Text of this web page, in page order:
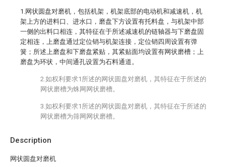
Description
网状圆盘对磨机
1.网状圆盘对磨机，包括机架，机架底部的电动机和减速机，机
架上方的进料口、进水口，磨盘下方设置有托料盘，与机架中部
一侧的出料口相连，其特征在于所述减速机的链轴器与下磨盘固
定相连，上磨盘通过定位销与机架连接，定位销四周设置有弹
簧；所述上磨盘和下磨盘紧贴，其紧贴面均设置有网状磨槽；上
磨盘为环状，中间通孔设置为石料通道。
2.如权利要求1所述的网状圆盘对磨机，其特征在于所述的
网状磨槽为蛛网网状磨槽。
3.如权利要求1所述的网状圆盘对磨机，其特征在于所述的
网状磨槽为筛网网状磨槽。